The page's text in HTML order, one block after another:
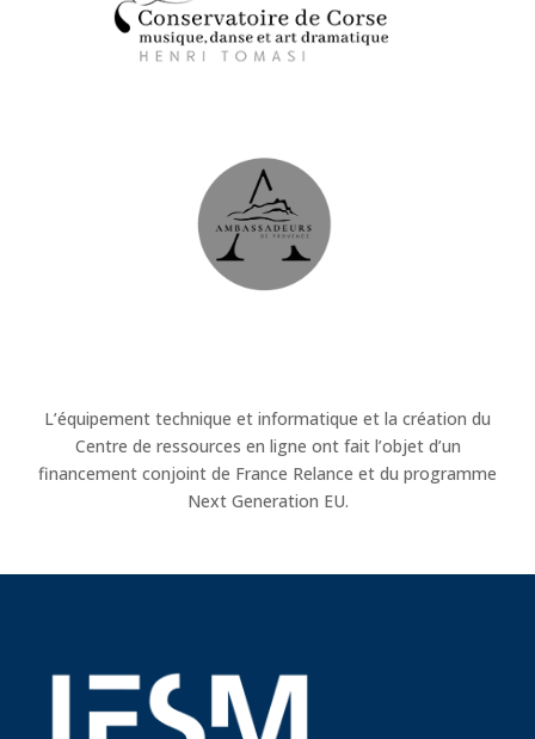
L’équipement technique et informatique et la création du
Centre de ressources en ligne ont fait l’objet d’un
financement conjoint de France Relance et du programme
Next Generation EU.